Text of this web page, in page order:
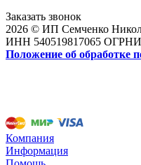
Заказать звонок
2026 © ИП Семченко
ИНН 540519817065
Положение об обработке
Компания
Информация